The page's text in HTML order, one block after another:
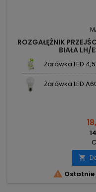
ROZGAŁĘŹNIK
BIAŁA LH/
Żarówka LED
Żarówka LED

